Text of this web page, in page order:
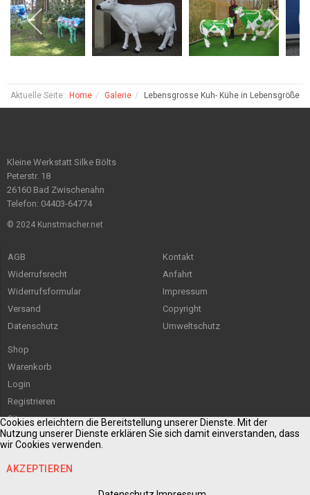
Aktuelle Seite: Home Galerie Lebensgrosse Kuh- Kühe in Lebensgröße
Kleine Werkstatt Silke Bölts
Peterstr. 18
26160 Bad Zwischenahn
Telefon: 04403-64774
© 2024 Kunstmacher.net
AGB
Widerrufsrecht
Widerrufsformular
Versand
Datenschutz
Kontakt
Anfahrt
Impressum
Copyright
Umweltschutz
Shop
Warenkorb
Login
Registrieren
Sitemap
Cookies erleichtern die Bereitstellung unserer Dienste. Mit der
Nutzung unserer Dienste erklären Sie sich damit einverstanden, dass
wir Cookies verwenden.
AKZEPTIEREN